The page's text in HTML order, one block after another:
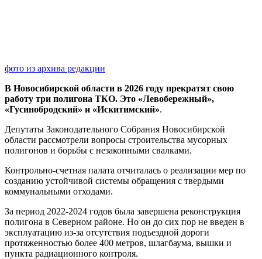
фото из архива редакции
В Новосибирской области в 2026 году прекратят свою
работу три полигона ТКО. Это «Левобережный»,
«Гусинобродский» и «Искитимский».
Депутаты Законодательного Собрания Новосибирской
области рассмотрели вопросы строительства мусорных
полигонов и борьбы с незаконными свалками.
Контрольно-счетная палата отчиталась о реализации мер по
созданию устойчивой системы обращения с твердыми
коммунальными отходами.
За период 2022-2024 годов была завершена реконструкция
полигона в Северном районе. Но он до сих пор не введен в
эксплуатацию из-за отсутствия подъездной дороги
протяженностью более 400 метров, шлагбаума, вышки и
пункта радиационного контроля.